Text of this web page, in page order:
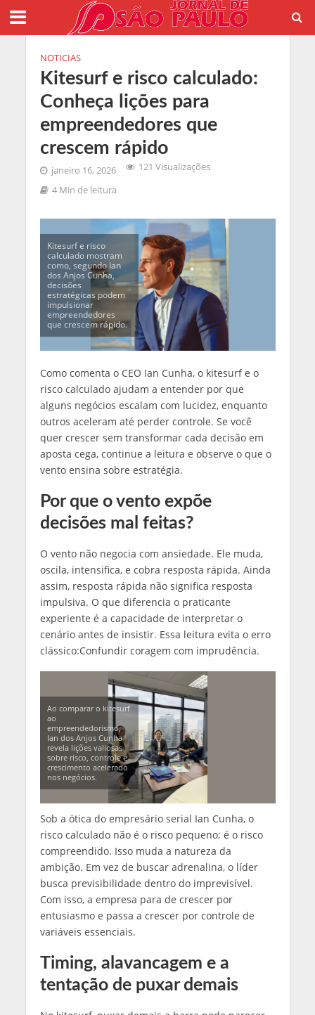
NOTICIAS
Kitesurf e risco calculado:
Conheça lições para
empreendedores que
crescem rápido
janeiro 16, 2026
121 Visualizações
4 Min de leitura
Kitesurf e risco
calculado mostram
como, segundo Ian
dos Anjos Cunha,
decisões
estratégicas podem
impulsionar
empreendedores
que crescem rápido.
Como comenta o CEO Ian Cunha, o kitesurf e o
risco calculado ajudam a entender por que
alguns negócios escalam com lucidez, enquanto
outros aceleram até perder controle. Se você
quer crescer sem transformar cada decisão em
aposta cega, continue a leitura e observe o que o
vento ensina sobre estratégia.
Por que o vento expõe
decisões mal feitas?
O vento não negocia com ansiedade. Ele muda,
oscila, intensifica, e cobra resposta rápida. Ainda
assim, resposta rápida não significa resposta
impulsiva. O que diferencia o praticante
experiente é a capacidade de interpretar o
cenário antes de insistir. Essa leitura evita o erro
clássico:Confundir coragem com imprudência.
Ao comparar o kitesurf
ao
empreendedorismo,
Ian dos Anjos Cunha
revela lições valiosas
sobre risco, controle e
crescimento acelerado
nos negócios.
Sob a ótica do empresário serial Ian Cunha, o
risco calculado não é o risco pequeno; é o risco
compreendido. Isso muda a natureza da
ambição. Em vez de buscar adrenalina, o líder
busca previsibilidade dentro do imprevisível.
Com isso, a empresa para de crescer por
entusiasmo e passa a crescer por controle de
variáveis essenciais.
Timing, alavancagem e a
tentação de puxar demais